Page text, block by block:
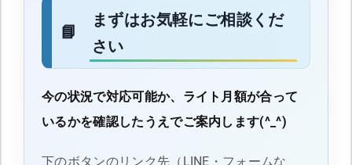
まずはお気軽にご相談くだ
さい
今の状況で対応可能か、ライト月額が合って
いるかを確認したうえでご案内します(^_^)
下のボタンのリンク先（LINE・フォームな